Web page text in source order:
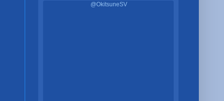
@OkitsuneSV